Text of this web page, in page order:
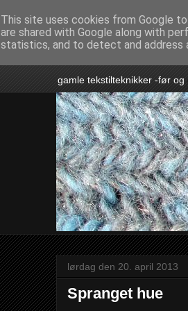
vild med
gamle tekstilteknikker -før
lørdag den 20. april 2013
Spranget hue
This site uses cookies from Google
are shared with Google along with
statistics, and to detect and address